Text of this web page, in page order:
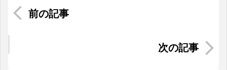
【2022年最新版】マレーシア就職・転職完全ガイ
【マレーシアのパワースポット巡り⑤】ゲンティ